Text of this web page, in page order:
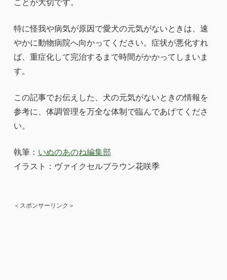
ことが大切です。
特に怪我や病気が原因で愛犬の元気がないときは、速
やかに動物病院へ向かってください。症状が悪化すれ
ば、重症化して完治するまで時間がかかってしまいま
す。
この記事でお伝えした、犬の元気がないときの情報を
参考に、体調管理を万全な体制で臨んであげてくださ
い。
執筆： いぬのあのね編集部
イラスト：ヴァイクセルブラウン花咲季
＜スポンサーリンク＞